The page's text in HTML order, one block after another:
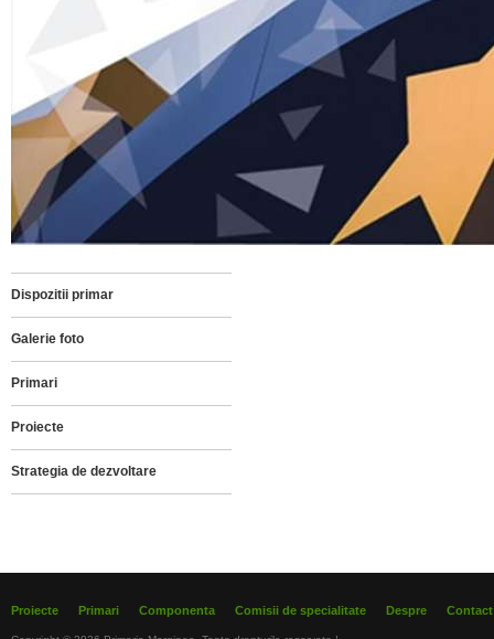
Dispozitii primar
Galerie foto
Primari
Proiecte
Strategia de dezvoltare
Proiecte Primari Componenta Comisii de specialitate Despre Contact